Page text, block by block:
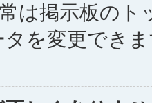
は掲示板の
を変更でき